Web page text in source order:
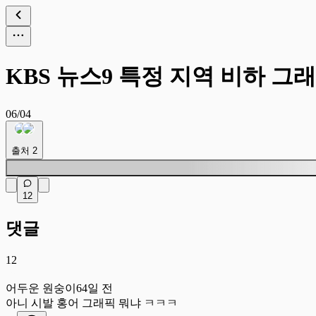
KBS 뉴스9 특정 지역 비하 그
06/04
출처 2
12
댓글
12
어두운 원숭이 64일 전
아니 시발 홍어 그래픽 뭐냐 ㅋㅋㅋ